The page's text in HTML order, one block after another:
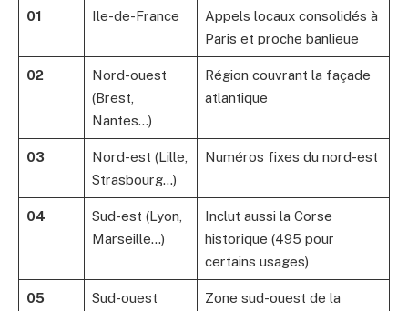
01 Ile-de-France
Appels locaux consolidés à
Paris et proche banlieue
02
Nord-ouest
(Brest,
Nantes…)
Région couvrant la façade
atlantique
03
Nord-est (Lille,
Strasbourg…)
Numéros fixes du nord-est
04
Sud-est (Lyon,
Marseille…)
Inclut aussi la Corse
historique (495 pour
certains usages)
05
Sud-ouest
Zone sud-ouest de la